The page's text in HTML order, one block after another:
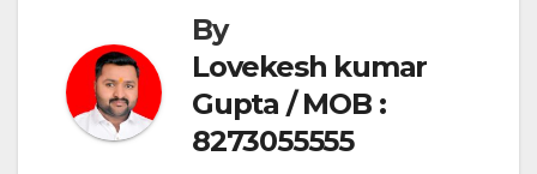
By
Lovekesh kumar
Gupta / MOB :
8273055555